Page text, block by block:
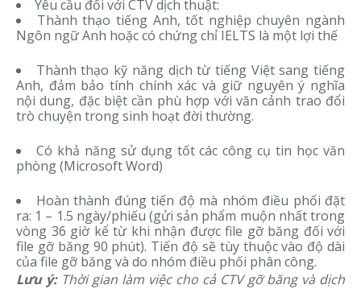
Yêu cầu đối với CTV dịch thuật:
Thành thạo tiếng Anh, tốt nghiệp chuyên ngành
Ngôn ngữ Anh hoặc có chứng chỉ IELTS là một lợi thế
Thành thạo kỹ năng dịch từ tiếng Việt sang tiếng
Anh, đảm bảo tính chính xác và giữ nguyên ý nghĩa
nội dung, đặc biệt cần phù hợp với văn cảnh trao đổi
trò chuyện trong sinh hoạt đời thường.
Có khả năng sử dụng tốt các công cụ tin học văn
phòng (Microsoft Word)
Hoàn thành đúng tiến độ mà nhóm điều phối đặt
ra: 1 – 1.5 ngày/phiếu (gửi sản phẩm muộn nhất trong
vòng 36 giờ kể từ khi nhận được file gỡ băng đối với
file gỡ băng 90 phút). Tiến độ sẽ tùy thuộc vào độ dài
của file gỡ băng và do nhóm điều phối phân công.
Lưu ý: Thời gian làm việc cho cả CTV gỡ băng và dịch